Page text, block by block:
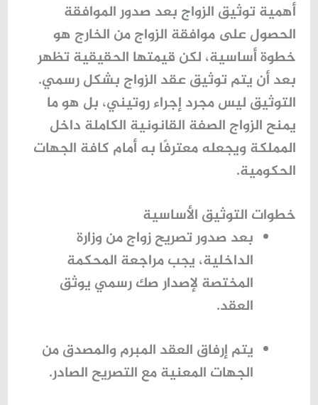
أهمية توثيق الزواج بعد صدور الموافقة
الحصول على موافقة الزواج من الخارج هو
خطوة أساسية، لكن قيمتها الحقيقية تظهر
بعد أن يتم توثيق عقد الزواج بشكل رسمي.
التوثيق ليس مجرد إجراء روتيني، بل هو ما
يمنح الزواج الصفة القانونية الكاملة داخل
المملكة ويجعله معترفًا به أمام كافة الجهات
الحكومية.
خطوات التوثيق الأساسية
بعد صدورتصريح زواج من وزارة
الداخلية، يجب مراجعة المحكمة
المختصة لإصدار صك رسمي يوثق
العقد.
يتم إرفاق العقد المبرم والمصدق من
الجهات المعنية مع التصريح الصادر.